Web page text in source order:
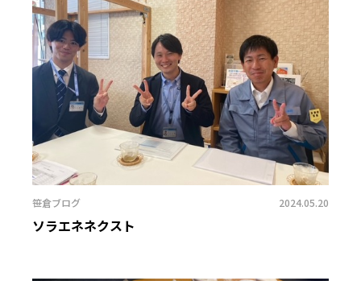
笹倉ブログ 2024.05.20
ソラエネネクスト